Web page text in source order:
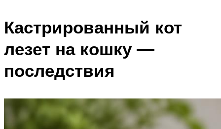
Кастрированный кот
лезет на кошку —
последствия